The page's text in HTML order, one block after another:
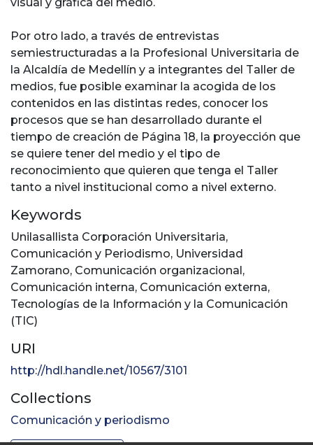
Por otro lado, a través de entrevistas
semiestructuradas a la Profesional Universitaria de
la Alcaldía de Medellín y a integrantes del Taller de
medios, fue posible examinar la acogida de los
contenidos en las distintas redes, conocer los
procesos que se han desarrollado durante el
tiempo de creación de Página 18, la proyección que
se quiere tener del medio y el tipo de
reconocimiento que quieren que tenga el Taller
tanto a nivel institucional como a nivel externo.
Keywords
Unilasallista Corporación Universitaria,
Comunicación y Periodismo, Universidad
Zamorano, Comunicación organizacional,
Comunicación interna, Comunicación externa,
Tecnologías de la Información y la Comunicación
(TIC)
URI
http://hdl.handle.net/10567/3101
Collections
Comunicación y periodismo